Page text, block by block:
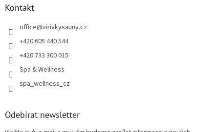
Kontakt
office@virivkysauny.cz
+420 605 440 544
+420 733 300 015
Spa & Wellness
spa_wellness_cz
Odebírat newsletter